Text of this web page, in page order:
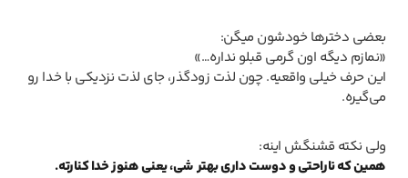
بعضی دخترها خودشون میگن:
«نمازم دیگه اون گرمی قبلو نداره…»
این حرف خیلی واقعیه. چون لذت زودگذر، جای لذت نزدیکی با خدا رو
می‌گیره.
ولی نکته قشنگش اینه:
همین که ناراحتی و دوست داری بهتر شی، یعنی هنوز خدا کنارته.